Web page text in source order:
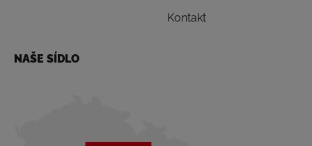
Kontakt
NAŠE SÍDLO